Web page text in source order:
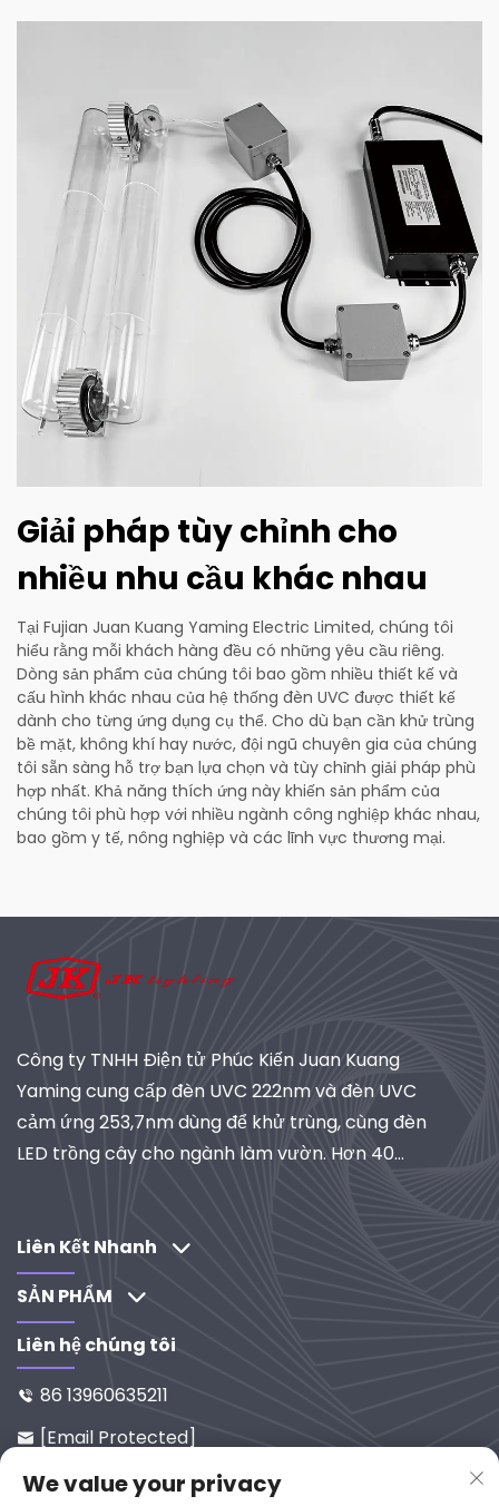
Giải pháp tùy chỉnh cho
nhiều nhu cầu khác nhau
Tại Fujian Juan Kuang Yaming Electric Limited, chúng tôi
hiểu rằng mỗi khách hàng đều có những yêu cầu riêng.
Dòng sản phẩm của chúng tôi bao gồm nhiều thiết kế và
cấu hình khác nhau của hệ thống đèn UVC được thiết kế
dành cho từng ứng dụng cụ thể. Cho dù bạn cần khử trùng
bề mặt, không khí hay nước, đội ngũ chuyên gia của chúng
tôi sẵn sàng hỗ trợ bạn lựa chọn và tùy chỉnh giải pháp phù
hợp nhất. Khả năng thích ứng này khiến sản phẩm của
chúng tôi phù hợp với nhiều ngành công nghiệp khác nhau,
bao gồm y tế, nông nghiệp và các lĩnh vực thương mại.
Công ty TNHH Điện tử Phúc Kiến Juan Kuang
Yaming cung cấp đèn UVC 222nm và đèn UVC
cảm ứng 253,7nm dùng để khử trùng, cùng đèn
LED trồng cây cho ngành làm vườn. Hơn 40
công nghiệp. Khám phá các giải pháp do R&D
thúc đẩy của chúng tôi.
Liên Kết Nhanh
SẢN PHẨM
Liên hệ chúng tôi
 86 13960635211
 [email Protected]

Số 65-9, Đường Xixi, Yanping, Ph
We value your privacy